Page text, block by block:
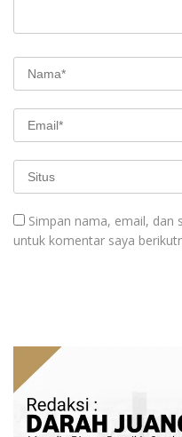
Simpan nama, email, dan
untuk komentar saya